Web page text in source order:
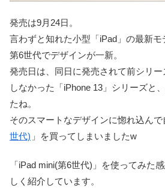
発売は9月24日。
言わずと知れた小型「iPad」の最新モ
第6世代でデザインが一新。
発売日は、同日に発売されて前シリー
しなかった「iPhone 13」シリーズと
たね。
そのスマートなデザインに惚れ込んで
世代) 」を買ってしまいましたw
「iPad mini(第6世代)」を使ってみた
しく紹介しています。